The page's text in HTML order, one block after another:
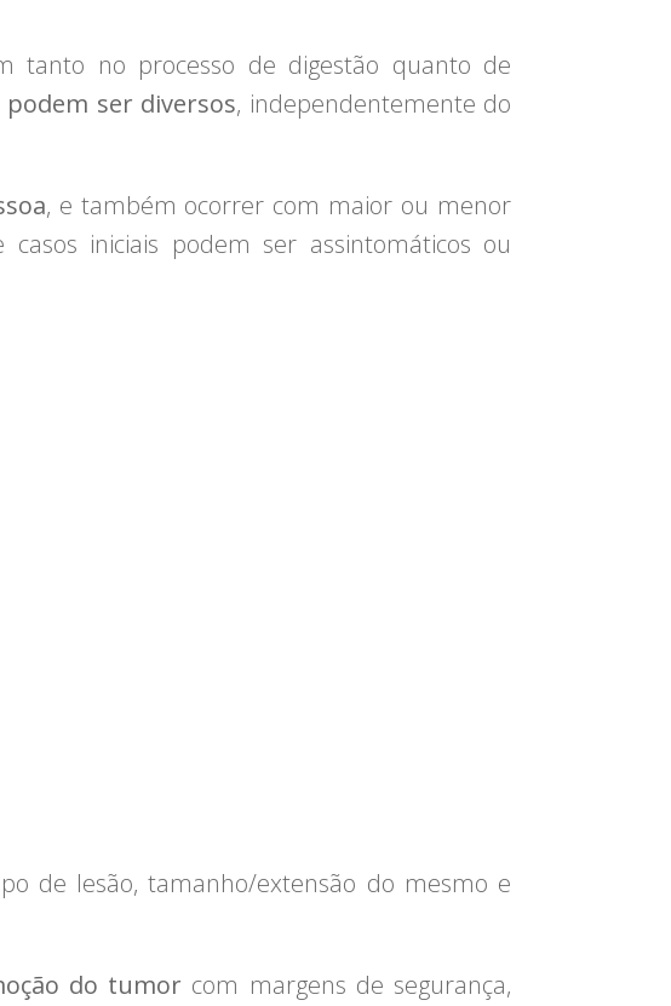
tanto no processo de digestão quanto de
ser diversos, independentemente do
, e também ocorrer com maior ou menor
iniciais podem ser assintomáticos ou
de lesão, tamanho/extensão do mesmo e
do tumor com margens de segurança,